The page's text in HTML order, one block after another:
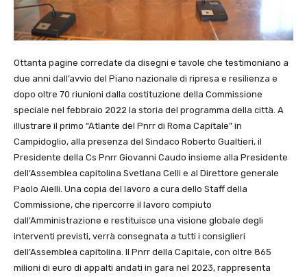
Ottanta pagine corredate da disegni e tavole che testimoniano a
due anni dall’avvio del Piano nazionale di ripresa e resilienza e
dopo oltre 70 riunioni dalla costituzione della Commissione
speciale nel febbraio 2022 la storia del programma della città. A
illustrare il primo “Atlante del Pnrr di Roma Capitale” in
Campidoglio, alla presenza del Sindaco Roberto Gualtieri, il
Presidente della Cs Pnrr Giovanni Caudo insieme alla Presidente
dell’Assemblea capitolina Svetlana Celli e al Direttore generale
Paolo Aielli. Una copia del lavoro a cura dello Staff della
Commissione, che ripercorre il lavoro compiuto
dall’Amministrazione e restituisce una visione globale degli
interventi previsti, verrà consegnata a tutti i consiglieri
dell’Assemblea capitolina. Il Pnrr della Capitale, con oltre 865
milioni di euro di appalti andati in gara nel 2023, rappresenta